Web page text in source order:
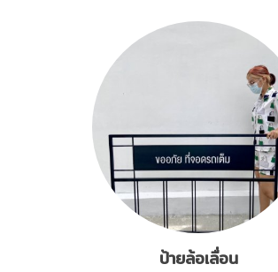
ป้ายล้อเลื่อน